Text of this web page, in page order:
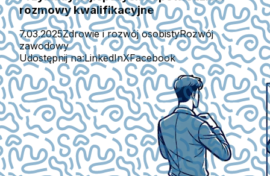
rozmowy kwalifikacyjne
7.03.2025Zdrowie i rozwój osobistyRozwój
zawodowy
Udostępnij na:LinkedInXFacebook